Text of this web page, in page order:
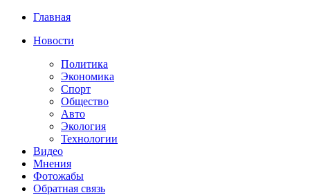
Главная
Новости
Политика
Экономика
Спорт
Общество
Авто
Экология
Технологии
Видео
Мнения
Фотожабы
Обратная связь